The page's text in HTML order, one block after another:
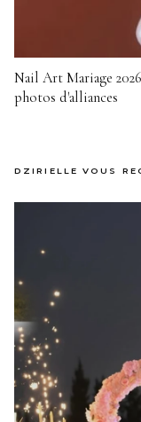
Nail Art Mariage
photos d'alliances
DZIRIELLE VOUS